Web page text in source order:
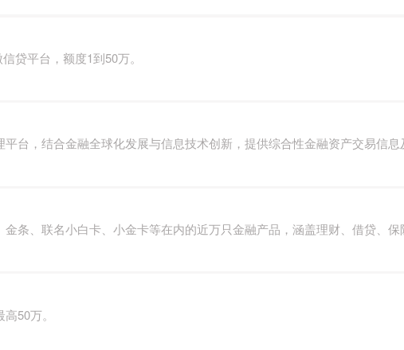
贷平台，额度1到50万。
台，结合金融全球化发展与信息技术创新，提供综合性金融资产交易信息
条、联名小白卡、小金卡等在内的近万只金融产品，涵盖理财、借贷、保
50万。